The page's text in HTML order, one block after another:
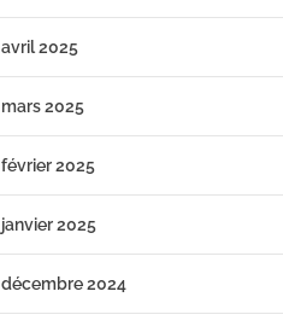
avril 2025
mars 2025
février 2025
janvier 2025
décembre 2024